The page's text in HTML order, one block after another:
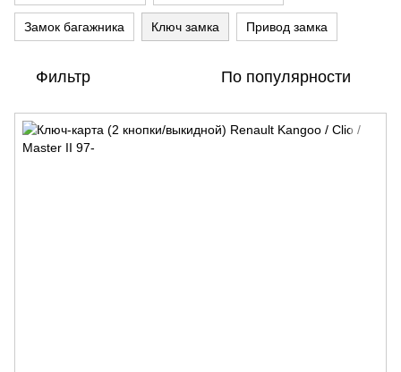
Замок багажника Ключ замка Привод замка
Фильтр По популярности